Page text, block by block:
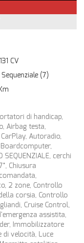
CV
(7)
di handicap,
Airbag testa,
Autoradio,
SEQUENZIALE, cerchi
Chiusura
2 zone, Controllo
corsia, Controllo
Cruise Control,
assistita,
Immobilizzatore
di velocità, Luce